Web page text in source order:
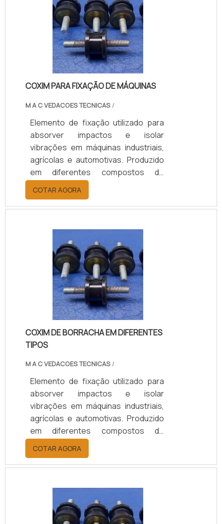
modelos personalizados, com
suporte técnico especializado para
a escolha adequada, prazos de
entrega ágeis e condições flexíveis.
COXIM PARA FIXAÇÃO DE MÁQUINAS
M A C VEDACOES TECNICAS /
Elemento de fixação utilizado para
absorver impactos e isolar
vibrações em máquinas industriais,
agrícolas e automotivas. Produzido
em diferentes compostos de
borracha (Natural/SBR, Neoprene,
EPDM), conforme a necessidade de
carga, temperatura e nível de
equipamentos. Disponível em
modelos personalizados, com
suporte técnico especializado para
a escolha adequada, prazos de
entrega ágeis e condições flexíveis.
COTAR AGORA
COXIM DE BORRACHA EM DIFERENTES
TIPOS
M A C VEDACOES TECNICAS /
Elemento de fixação utilizado para
absorver impactos e isolar
vibrações em máquinas industriais,
agrícolas e automotivas. Produzido
em diferentes compostos de
borracha (Natural/SBR, Neoprene,
EPDM), conforme a necessidade de
carga, temperatura e nível de
equipamentos. Disponível em
modelos personalizados, com
COTAR AGORA